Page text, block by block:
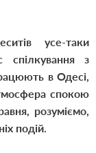
усе-таки
спілкування з
в Одесі,
спокою
розуміємо,
подій.